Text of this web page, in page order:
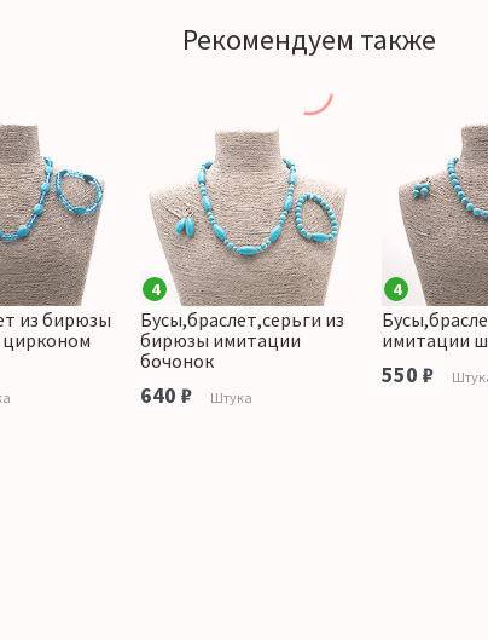
Рекомендуем также
из бирюзы
4
Бусы,браслет,серьги из
бирюзы имитации
бочонок
640 ₽ Штука
4
имитации
550 ₽